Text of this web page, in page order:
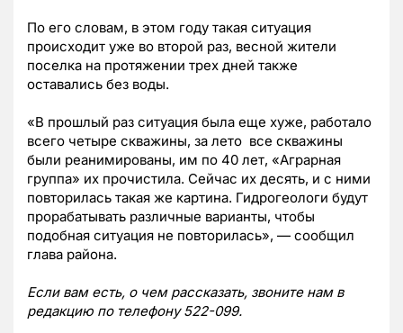
По его словам, в этом году такая ситуация
происходит уже во второй раз, весной жители
поселка на протяжении трех дней также
оставались без воды.
«В прошлый раз ситуация была еще хуже, работало
всего четыре скважины, за лето все скважины
были реанимированы, им по 40 лет, «Аграрная
группа» их прочистила. Сейчас их десять, и с ними
повторилась такая же картина. Гидрогеологи будут
прорабатывать различные варианты, чтобы
подобная ситуация не повторилась», — сообщил
глава района.
Если вам есть, о чем рассказать, звоните нам в
редакцию по телефону 522-099.